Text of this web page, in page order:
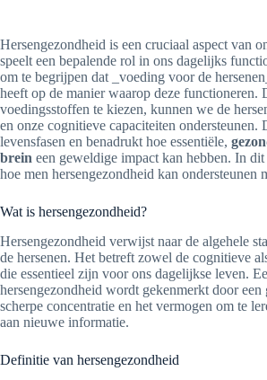
Hersengezondheid is een cruciaal aspect van
speelt een bepalende rol in ons dagelijks
om te begrijpen dat _voeding voor de
heeft op de manier waarop deze functioneren.
voedingsstoffen te kiezen, kunnen we de
en onze cognitieve capaciteiten ondersteunen.
levensfasen en benadrukt hoe essentiële,
brein een geweldige impact kan hebben. In
hoe men hersengezondheid kan ondersteunen
Wat is hersengezondheid?
Hersengezondheid verwijst naar de algehele
de hersenen. Het betreft zowel de cognitieve
die essentieel zijn voor ons dagelijkse leven.
hersengezondheid wordt gekenmerkt door een
scherpe concentratie en het vermogen om te
aan nieuwe informatie.
Definitie van hersengezondheid